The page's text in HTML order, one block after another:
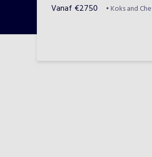
Vanaf €2750 • Koks and